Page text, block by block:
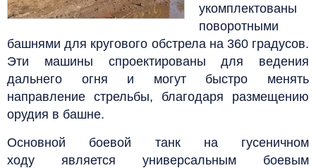
укомплектованы
поворотными
башнями для кругового обстрела на 360 градусов.
Эти машины спроектированы для ведения
дальнего огня и могут быстро менять
направление стрельбы, благодаря размещению
орудия в башне.
Основной боевой танк на гусеничном
ходу является универсальным боевым